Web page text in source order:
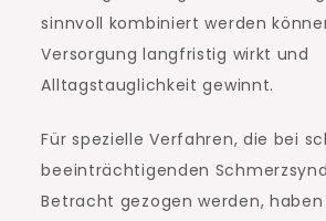
sinnvoll kombiniert werden
Versorgung langfristig wirkt und
Alltagstauglichkeit gewinnt.
Für spezielle Verfahren, die bei
beeinträchtigenden
Betracht gezogen werden, haben